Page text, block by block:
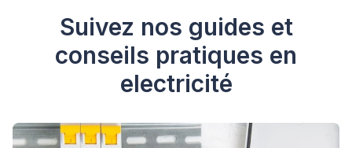
Suivez nos guides et
conseils pratiques en
electricité